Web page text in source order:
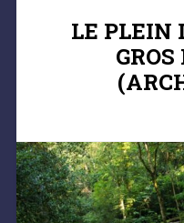
LE PLEIN